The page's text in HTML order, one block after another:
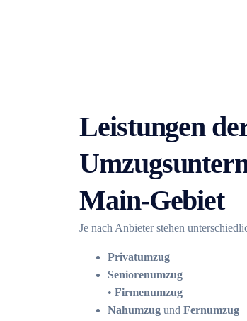
Leistungen
Main-Gebiet
Je nach Anbieter stehen
Privatumzug
Seniorenumzug
• Firmenumzug
Nahumzug und Fernumzug